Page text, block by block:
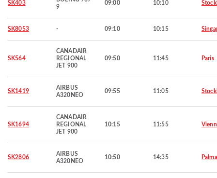
SK403
9
09:00 10:10
SK8053 - 09:10 10:15
SK564
CANADAIR
REGIONAL
JET 900
09:50 11:45 Paris
SK1419
AIRBUS
A320NEO
09:55 11:05
SK1694
CANADAIR
REGIONAL
JET 900
10:15 11:55
SK2806
AIRBUS
A320NEO
10:50 14:35